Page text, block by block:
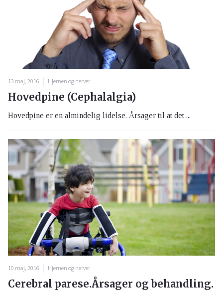
13 maj, 2016 Hjernen og nerver
Hovedpine (Cephalalgia)
Hovedpine er en almindelig lidelse. Årsager til at det ...
10 maj, 2016 Hjernen og nerver
Cerebral parese.Årsager og behandling.